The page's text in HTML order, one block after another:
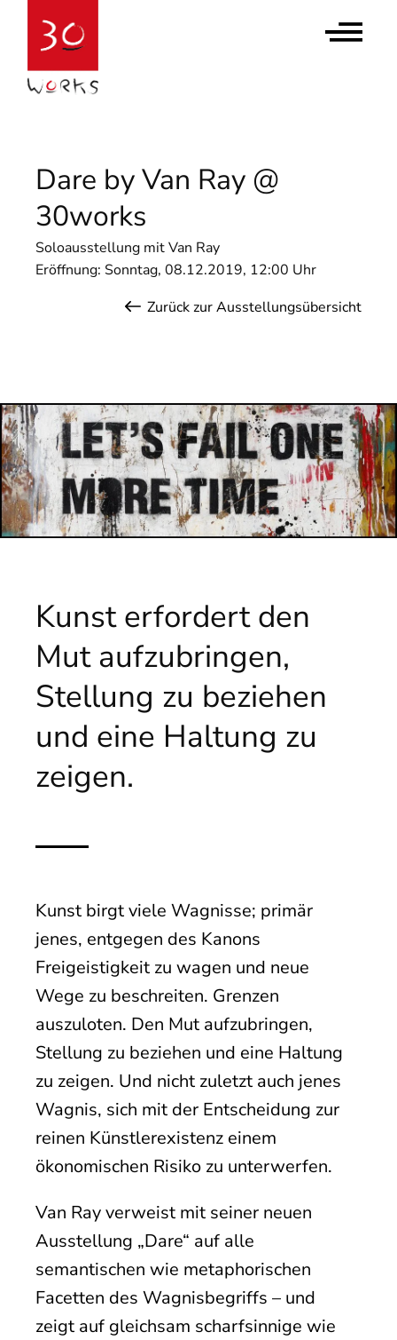
Dare by Van Ray @
30works
Soloausstellung mit Van Ray
Eröffnung: Sonntag, 08.12.2019, 12:00 Uhr
Zurück zur Ausstellungsübersicht
Kunst erfordert den
Mut aufzubringen,
Stellung zu beziehen
und eine Haltung zu
zeigen.
Kunst birgt viele Wagnisse; primär
jenes, entgegen des Kanons
Freigeistigkeit zu wagen und neue
Wege zu beschreiten. Grenzen
auszuloten. Den Mut aufzubringen,
Stellung zu beziehen und eine Haltung
zu zeigen. Und nicht zuletzt auch jenes
Wagnis, sich mit der Entscheidung zur
reinen Künstlerexistenz einem
ökonomischen Risiko zu unterwerfen.
Van Ray verweist mit seiner neuen
Ausstellung „Dare“ auf alle
semantischen wie metaphorischen
Facetten des Wagnisbegriffs – und
zeigt auf gleichsam scharfsinnige wie